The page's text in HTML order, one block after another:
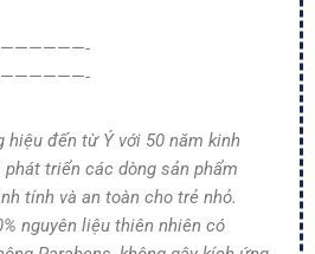
đến từ Ý với 50 năm kinh
triển các dòng sản phẩm
tính và an toàn cho trẻ nhỏ.
nguyên liệu thiên nhiên có